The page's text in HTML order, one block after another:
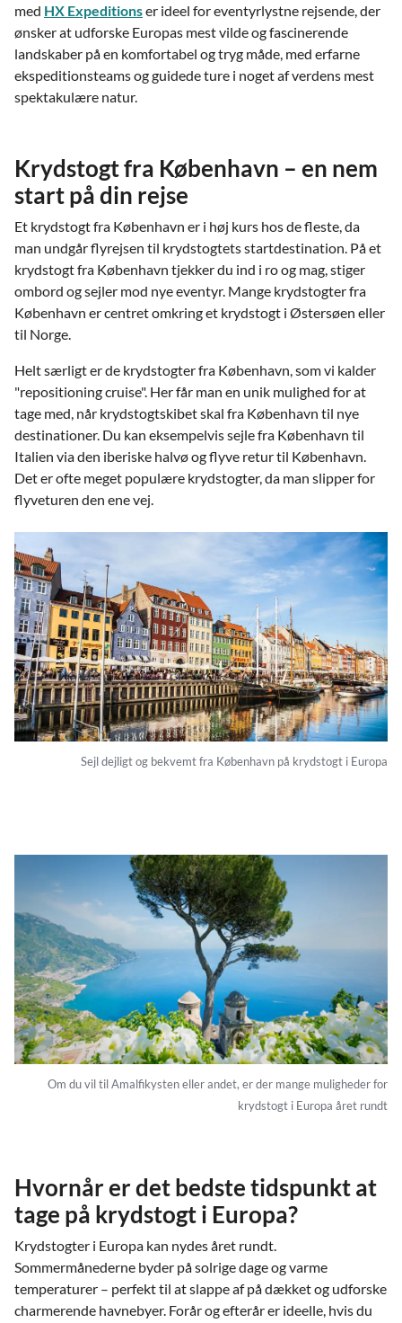
med HX Expeditionser ideel for eventyrlystne rejsende, der
ønsker at udforske Europas mest vilde og fascinerende
landskaber på en komfortabel og tryg måde, med erfarne
ekspeditionsteams og guidede ture i noget af verdens mest
spektakulære natur.
Krydstogt fra København – en nem
start på din rejse
Et krydstogt fra København er i høj kurs hos de fleste, da
man undgår flyrejsen til krydstogtets startdestination. På et
krydstogt fra København tjekker du ind i ro og mag, stiger
ombord og sejler mod nye eventyr. Mange krydstogter fra
København er centret omkring et krydstogt i Østersøen eller
til Norge.
Helt særligt er de krydstogter fra København, som vi kalder
"repositioning cruise". Her får man en unik mulighed for at
tage med, når krydstogtskibet skal fra København til nye
destinationer. Du kan eksempelvis sejle fra København til
Italien via den iberiske halvø og flyve retur til København.
Det er ofte meget populære krydstogter, da man slipper for
flyveturen den ene vej.
Sejl dejligt og bekvemt fra København på krydstogt i Europa
Om du vil til Amalfikysten eller andet, er der mange muligheder for
krydstogt i Europa året rundt
Hvornår er det bedste tidspunkt at
tage på krydstogt i Europa?
Krydstogter i Europa kan nydes året rundt.
Sommermånederne byder på solrige dage og varme
temperaturer – perfekt til at slappe af på dækket og udforske
charmerende havnebyer. Forår og efterår er ideelle, hvis du